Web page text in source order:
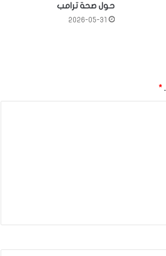
حول صحة ترامب
2026-05-31
*